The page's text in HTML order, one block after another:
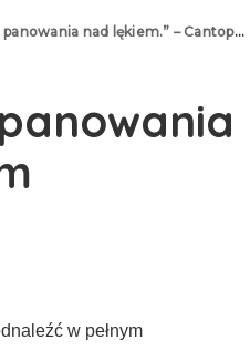
nad lękiem.” – Cantopher Tim
w pełnym